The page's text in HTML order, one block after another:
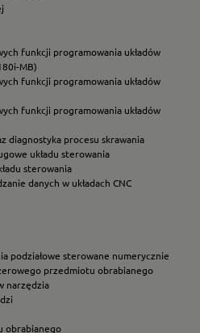
funkcji programowania układów
MB)
funkcji programowania układów
funkcji programowania układów
diagnostyka procesu skrawania
układu sterowania
sterowania
danych w układach CNC
podziałowe sterowane numerycznie
przedmiotu obrabianego
narzędzia
obrabianego